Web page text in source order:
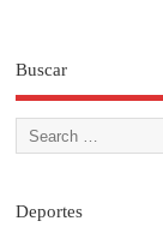
Buscar
Deportes